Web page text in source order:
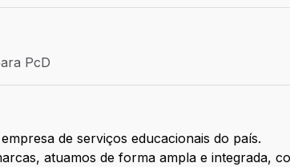
PcD
PcD
de serviços educacionais do país.
atuamos de forma ampla e integrada,